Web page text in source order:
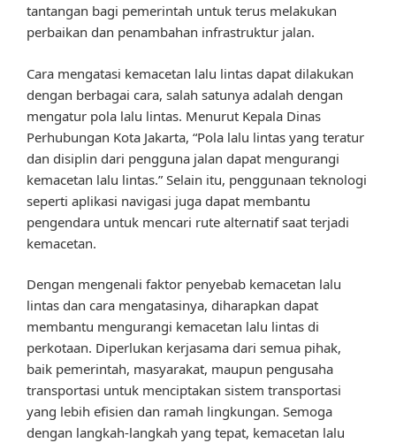
tantangan bagi pemerintah untuk terus melakukan
perbaikan dan penambahan infrastruktur jalan.
Cara mengatasi kemacetan lalu lintas dapat dilakukan
dengan berbagai cara, salah satunya adalah dengan
mengatur pola lalu lintas. Menurut Kepala Dinas
Perhubungan Kota Jakarta, “Pola lalu lintas yang teratur
dan disiplin dari pengguna jalan dapat mengurangi
kemacetan lalu lintas.” Selain itu, penggunaan teknologi
seperti aplikasi navigasi juga dapat membantu
pengendara untuk mencari rute alternatif saat terjadi
kemacetan.
Dengan mengenali faktor penyebab kemacetan lalu
lintas dan cara mengatasinya, diharapkan dapat
membantu mengurangi kemacetan lalu lintas di
perkotaan. Diperlukan kerjasama dari semua pihak,
baik pemerintah, masyarakat, maupun pengusaha
transportasi untuk menciptakan sistem transportasi
yang lebih efisien dan ramah lingkungan. Semoga
dengan langkah-langkah yang tepat, kemacetan lalu